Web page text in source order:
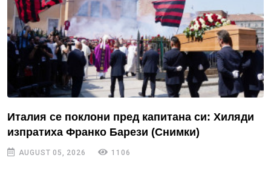
Италия се поклони пред капитана си: Хиляди
изпратиха Франко Барези (Снимки)
AUGUST 05, 2026 1106